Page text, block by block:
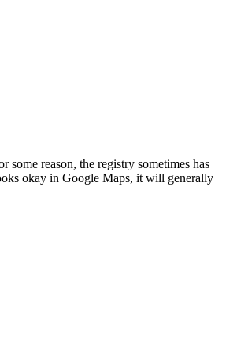
reason, the registry sometimes has
okay in Google Maps, it will generally